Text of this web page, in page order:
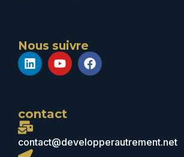
Nous suivre
contact
contact@developperautrement.net